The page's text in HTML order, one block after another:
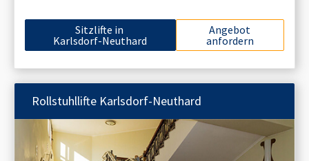
Sitzlifte in
Karlsdorf-Neuthard
Angebot
anfordern
Rollstuhllifte Karlsdorf-Neuthard